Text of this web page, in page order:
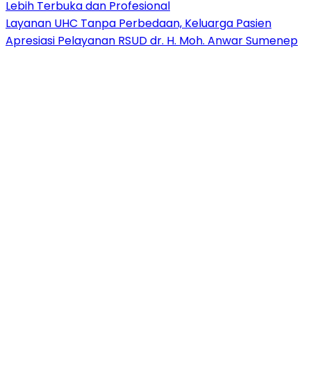
Lebih Terbuka dan Profesional
Layanan UHC Tanpa Perbedaan, Keluarga Pasien
Apresiasi Pelayanan RSUD dr. H. Moh. Anwar Sumenep